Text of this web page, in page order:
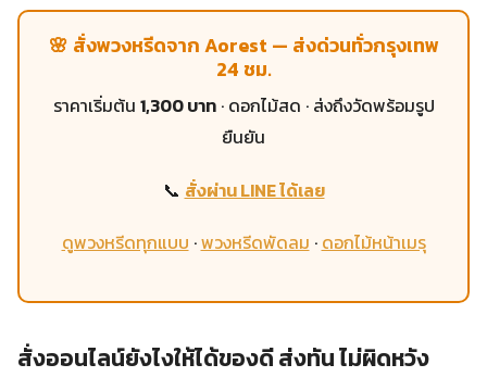
🌸 สั่งพวงหรีดจาก Aorest — ส่งด่วนทั่วกรุงเทพ
24 ชม.
ราคาเริ่มต้น 1,300 บาท· ดอกไม้สด · ส่งถึงวัดพร้อมรูป
ยืนยัน
📞 สั่งผ่าน LINE ได้เลย
ดูพวงหรีดทุกแบบ ·พวงหรีดพัดลม · ดอกไม้หน้าเมรุ
สั่งออนไลน์ยังไงให้ได้ของดี ส่งทัน ไม่ผิดหวัง